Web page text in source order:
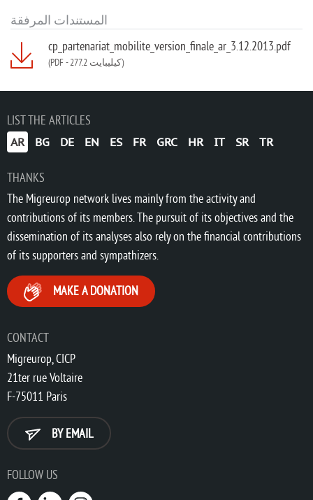
المستندات المرفقة
cp_partenariat_mobilite_version_finale_ar_3.12.2013.pdf
(PDF- 277.2 كيليبايت)
LIST THE ARTICLES
AR BG DE EN ES FR GRC HR IT SR TR
CONTACT
Migreurop, CICP
21ter rue Voltaire
F-75011 Paris
BY EMAIL
THANKS
The Migreurop network lives mainly from the activity and
contributions of its members. The pursuit of its objectives and the
dissemination of its analyses also rely on the financial contributions
of its supporters and sympathizers.
MAKE A DONATION
FOLLOW US